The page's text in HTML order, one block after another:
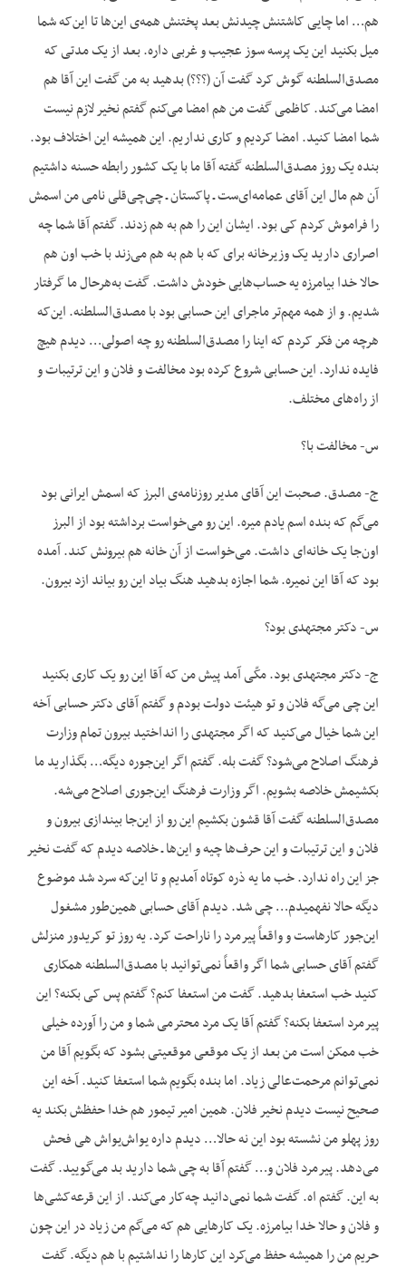
هم… اما چایی کاشتنش چیدنش بعد پختنش همه‌ی این‌ها تا این‌که شما
میل بکنید این یک پرسه سوز عجیب و غربی داره. بعد از یک مدتی که
مصدق‌السلطنه گوش کرد گفت آن (؟؟؟) بدهید به من گفت این آقا هم
امضا می‌کند. کاظمی گفت من هم امضا می‌کنم گفتم نخیر لازم نیست
شما امضا کنید. امضا کردیم و کاری نداریم. این همیشه این اختلاف بود.
بنده یک روز مصدق‌السلطنه گفته آقا ما با یک کشور رابطه حسنه داشتیم
آن هم مال این آقای عمامه‌ای‌ست ـ پاکستان ـ چی‌چی‌قلی نامی من اسمش
را فراموش کردم کی بود. ایشان این را هم به هم زدند. گفتم آقا شما چه
اصراری دارید یک وزیرخانه برای که با هم به هم می‌زند با خب اون هم
حالا خدا بیامرزه یه حساب‌هایی خودش داشت. گفت به‌هرحال ما گرفتار
شدیم. و از همه مهم‌تر ماجرای این حسابی بود با مصدق‌السلطنه. این‌که
هرچه من فکر کردم که اینا را مصدق‌السلطنه رو چه اصولی… دیدم هیچ
فایده ندارد. این حسابی شروع کرده بود مخالفت و فلان و این ترتیبات و
از راه‌های مختلف.
س- مخالفت با؟
ج- مصدق. صحبت این آقای مدیر روزنامه‌ی البرز که اسمش ایرانی بود
می‌گم که بنده اسم یادم میره. این رو می‌خواست برداشته بود از البرز
اون‌جا یک خانه‌ای داشت. می‌خواست از آن خانه هم بیرونش کند. آمده
بود که آقا این نمیره. شما اجازه بدهید هنگ بیاد این رو بیاند ازد بیرون.
س- دکتر مجتهدی بود؟
ج- دکتر مجتهدی بود. مکّی آمد پیش من که آقا این رو یک کاری بکنید
این چی می‌گه فلان و تو هیئت دولت بودم و گفتم آقای دکتر حسابی آخه
این شما خیال می‌کنید که اگر مجتهدی را انداختید بیرون تمام وزارت
فرهنگ اصلاح می‌شود؟ گفت بله. گفتم اگر این‌جوره دیگه… بگذارید ما
بکشیمش خلاصه بشویم. اگر وزارت فرهنگ این‌جوری اصلاح می‌شه.
مصدق‌السلطنه گفت آقا قشون بکشیم این رو از این‌جا بیندازی بیرون و
فلان و این ترتیبات و این حرف‌ها چیه و این‌ها ـ خلاصه دیدم که گفت نخیر
جز این راه ندارد. خب ما یه ذره کوتاه آمدیم و تا این‌که سرد شد موضوع
دیگه حالا نفهمیدم… چی شد. دیدم آقای حسابی همین‌طور مشغول
این‌جور کارهاست و واقعاً پیرمرد را ناراحت کرد. یه روز تو کریدور منزلش
گفتم آقای حسابی شما اگر واقعاً نمی‌توانید با مصدق‌السلطنه همکاری
کنید خب استعفا بدهید. گفت من استعفا کنم؟ گفتم پس کی بکنه؟ این
پیرمرد استعفا بکنه؟ گفتم آقا یک مرد محترمی شما و من را آورده خیلی
خب ممکن است من بعد از یک موقعی موقعیتی بشود که بگویم آقا من
نمی‌توانم مرحمت‌عالی زیاد. اما بنده بگویم شما استعفا کنید. آخه این
صحیح نیست دیدم نخیر فلان. همین امیر تیمور هم خدا حفظش بکند یه
روز پهلو من نشسته بود این نه حالا… دیدم داره یواش‌یواش هی فحش
می‌دهد. پیرمرد فلان و… گفتم آقا به چی شما دارید بد می‌گویید. گفت
به این. گفتم اه. گفت شما نمی‌دانید چه‌کار می‌کند. از این قرعه‌کشی‌ها
و فلان و حالا خدا بیامرزه. یک کارهایی هم که می‌گم من زیاد در این چون
حریم من را همیشه حفظ می‌کرد این کارها را نداشتیم با هم دیگه. گفت